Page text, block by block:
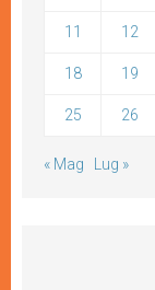
11 12
18 19
25 26
« Mag Lug »